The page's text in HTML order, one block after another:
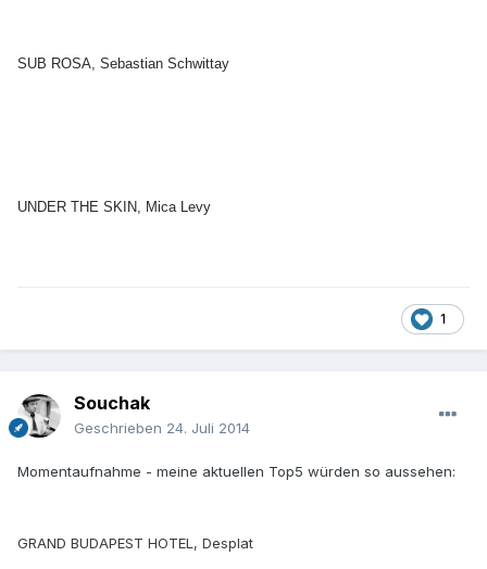
SUB ROSA, Sebastian Schwittay
UNDER THE SKIN, Mica Levy
1
Souchak
Geschrieben 24. Juli 2014
Momentaufnahme - meine aktuellen Top5 würden so aussehen:
GRAND BUDAPEST HOTEL, Desplat